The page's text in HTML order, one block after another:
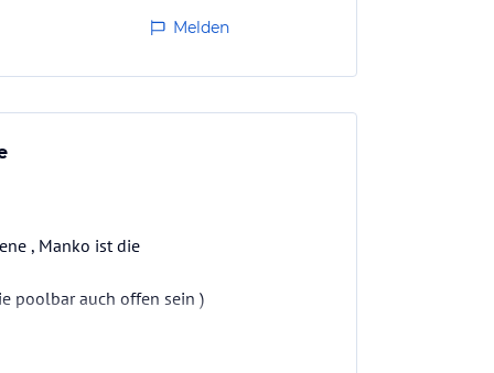
Melden
, Manko ist die
poolbar auch offen sein )